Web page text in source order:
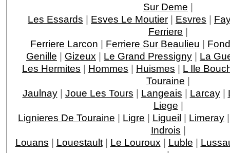
Sur Deme |
Les Essards | Esves Le Moutier | Esvres |
Ferriere |
Ferriere Larcon | Ferriere Sur Beaulieu |
Genille | Gizeux | Le Grand Pressigny | La
Les Hermites | Hommes | Huismes | L Ile
Touraine |
Jaulnay| Joue Les Tours | Langeais | Larcay|
Liege |
Lignieres De Touraine | Ligre | Ligueil | Limeray
Indrois |
Louans | Louestault| Le Louroux | Luble |